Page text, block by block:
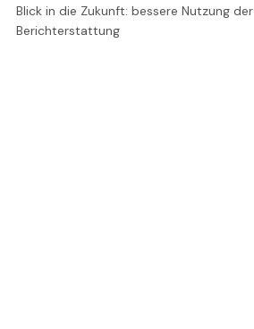
Blick in die Zukunft: bessere Nutzung der
Berichterstattung